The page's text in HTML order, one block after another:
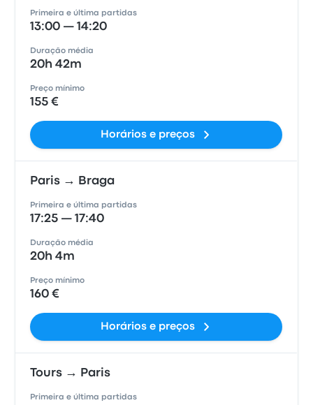
Primeira e última partidas
13:00 — 14:20
Duração média
20h 42m
Preço mínimo
155 €
Horários e preços
Paris → Braga
Primeira e última partidas
17:25 — 17:40
Duração média
20h 4m
Preço mínimo
160 €
Horários e preços
Tours → Paris
Primeira e última partidas